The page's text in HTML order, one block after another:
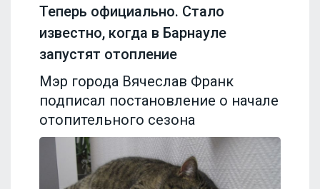
Теперь официально. Стало
известно, когда в Барнауле
запустят отопление
Мэр города Вячеслав Франк
подписал постановление о начале
отопительного сезона